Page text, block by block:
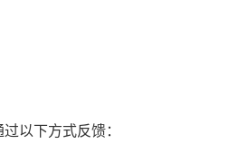
以下方式反馈：